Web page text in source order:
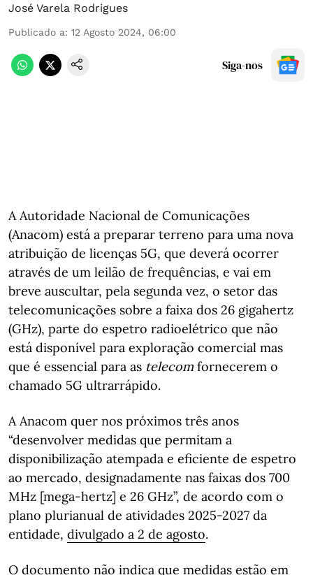
José Varela Rodrigues
Publicado a: 12 Agosto 2024, 06:00
Siga-nos
A Autoridade Nacional de Comunicações
(Anacom) está a preparar terreno para uma nova
atribuição de licenças 5G, que deverá ocorrer
através de um leilão de frequências, e vai em
breve auscultar, pela segunda vez, o setor das
telecomunicações sobre a faixa dos 26 gigahertz
(GHz), parte do espetro radioelétrico que não
está disponível para exploração comercial mas
que é essencial para as telecom fornecerem o
chamado 5G ultrarrápido.
A Anacom quer nos próximos três anos
“desenvolver medidas que permitam a
disponibilização atempada e eficiente de espetro
ao mercado, designadamente nas faixas dos 700
MHz [mega-hertz] e 26 GHz”, de acordo com o
plano plurianual de atividades 2025-2027 da
entidade, divulgado a 2 de agosto.
O documento não indica que medidas estão em